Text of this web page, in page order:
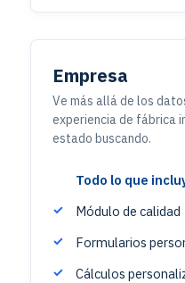
Empresa
Ve más allá de los
experiencia de fábrica
estado buscando.
Todo lo que
Módulo de calidad
Formularios
Cálculos